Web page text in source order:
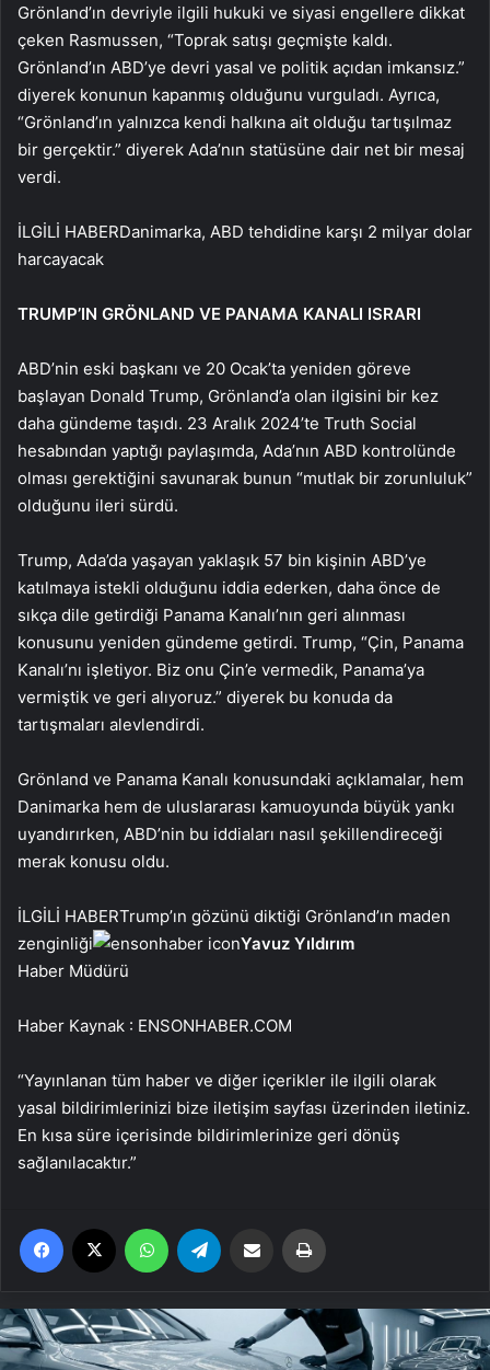
Grönland’ın devriyle ilgili hukuki ve siyasi engellere dikkat
çeken Rasmussen, “Toprak satışı geçmişte kaldı.
Grönland’ın ABD’ye devri yasal ve politik açıdan imkansız.”
diyerek konunun kapanmış olduğunu vurguladı. Ayrıca,
“Grönland’ın yalnızca kendi halkına ait olduğu tartışılmaz
bir gerçektir.” diyerek Ada’nın statüsüne dair net bir mesaj
verdi.
İLGİLİ HABERDanimarka, ABD tehdidine karşı 2 milyar dolar
harcayacak
TRUMP’IN GRÖNLAND VE PANAMA KANALI ISRARI
ABD’nin eski başkanı ve 20 Ocak’ta yeniden göreve
başlayan Donald Trump, Grönland’a olan ilgisini bir kez
daha gündeme taşıdı. 23 Aralık 2024’te Truth Social
hesabından yaptığı paylaşımda, Ada’nın ABD kontrolünde
olması gerektiğini savunarak bunun “mutlak bir zorunluluk”
olduğunu ileri sürdü.
Trump, Ada’da yaşayan yaklaşık 57 bin kişinin ABD’ye
katılmaya istekli olduğunu iddia ederken, daha önce de
sıkça dile getirdiği Panama Kanalı’nın geri alınması
konusunu yeniden gündeme getirdi. Trump, “Çin, Panama
Kanalı’nı işletiyor. Biz onu Çin’e vermedik, Panama’ya
vermiştik ve geri alıyoruz.” diyerek bu konuda da
tartışmaları alevlendirdi.
Grönland ve Panama Kanalı konusundaki açıklamalar, hem
Danimarka hem de uluslararası kamuoyunda büyük yankı
uyandırırken, ABD’nin bu iddiaları nasıl şekillendireceği
merak konusu oldu.
İLGİLİ HABERTrump’ın gözünü diktiği Grönland’ın maden
zenginliği
Yavuz Yıldırım
Haber Müdürü
Haber Kaynak : ENSONHABER.COM
“Yayınlanan tüm haber ve diğer içerikler ile ilgili olarak
yasal bildirimlerinizi bize iletişim sayfası üzerinden iletiniz.
En kısa süre içerisinde bildirimlerinize geri dönüş
sağlanılacaktır.”
Facebook WhatsApp Email'den paylaş